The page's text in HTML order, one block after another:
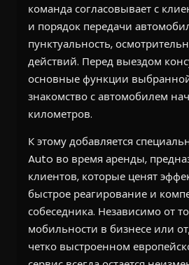
команда согласовывает с
и порядок передачи
пунктуальность,
действий. Перед выездом
основные функции
знакомство с автомобилем
километров.
К этому добавляется
Auto во время аренды,
клиентов, которые ценят
быстрое реагирование и
собеседника. Независимо от
мобильности в бизнесе или
четко выстроенном